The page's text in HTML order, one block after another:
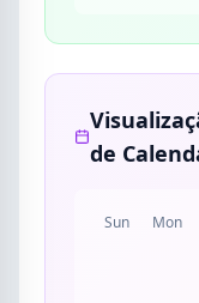
de
Sun Mon